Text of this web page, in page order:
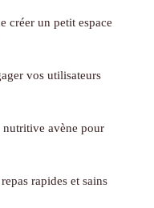
créer un petit espace
vos utilisateurs
avène pour
rapides et sains